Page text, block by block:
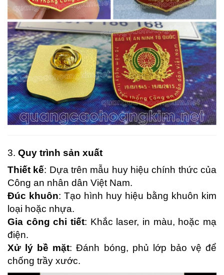
3. Quy trình sản xuất
Thiết kế: Dựa trên mẫu huy hiệu chính thức của
Công an nhân dân Việt Nam.
Đúc khuôn: Tạo hình huy hiệu bằng khuôn kim
loại hoặc nhựa.
Gia công chi tiết: Khắc laser, in màu, hoặc mạ
điện.
Xử lý bề mặt: Đánh bóng, phủ lớp bảo vệ để
chống trầy xước.